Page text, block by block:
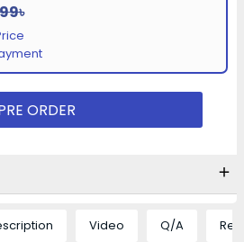
ORDER
Video Q/A